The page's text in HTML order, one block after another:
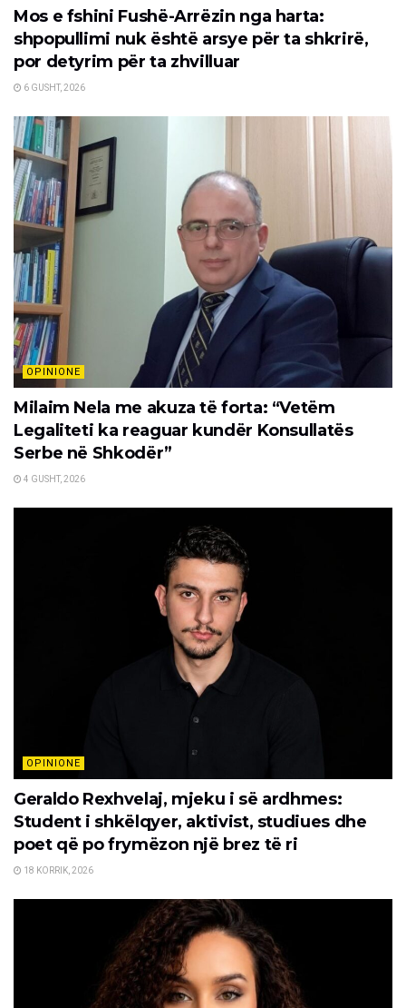
Mos e fshini Fushë-Arrëzin nga harta:
shpopullimi nuk është arsye për ta shkrirë,
por detyrim për ta zhvilluar
6 GUSHT, 2026
OPINIONE
Milaim Nela me akuza të forta: “Vetëm
Legaliteti ka reaguar kundër Konsullatës
Serbe në Shkodër”
4 GUSHT, 2026
OPINIONE
Geraldo Rexhvelaj, mjeku i së ardhmes:
Student i shkëlqyer, aktivist, studiues dhe
poet që po frymëzon një brez të ri
18 KORRIK, 2026